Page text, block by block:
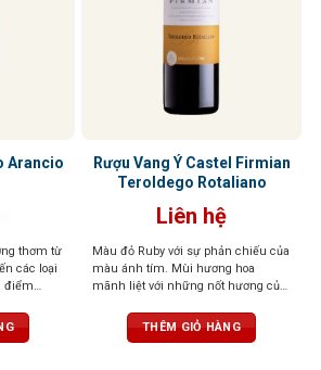
Arancio
thơm từ
các loại
điểm
cân
hòa
Rượu Vang Ý Castel Firmian
Teroldego Rotaliano
Liên hệ
Màu đỏ Ruby với sự phản chiếu của
màu ánh tím. Mùi hương hoa
mãnh liệt với những nốt hương của
dâu đen, quả mâm xôi
THÊM GIỎ HÀNG